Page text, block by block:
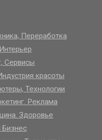
Переработка
Сервисы
красоты
Технологии
Реклама
Здоровье
Бизнес